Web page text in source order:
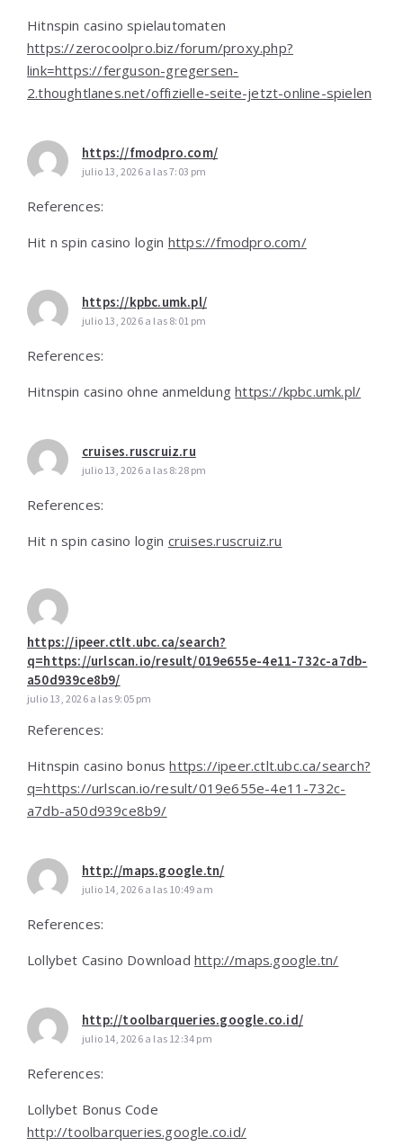
Hitnspin casino spielautomaten
https://zerocoolpro.biz/forum/proxy.php?
link=https://ferguson-gregersen-
2.thoughtlanes.net/offizielle-seite-jetzt-online-spielen
https://fmodpro.com/
julio 13, 2026 a las 7:03 pm
References:
Hit n spin casino login https://fmodpro.com/
https://kpbc.umk.pl/
julio 13, 2026 a las 8:01 pm
References:
Hitnspin casino ohne anmeldunghttps://kpbc.umk.pl/
cruises.ruscruiz.ru
julio 13, 2026 a las 8:28 pm
References:
Hit n spin casino login cruises.ruscruiz.ru
https://ipeer.ctlt.ubc.ca/search?
q=https://urlscan.io/result/019e655e-4e11-732c-a7db-
a50d939ce8b9/
julio 13, 2026 a las 9:05 pm
References:
Hitnspin casino bonushttps://ipeer.ctlt.ubc.ca/search?
q=https://urlscan.io/result/019e655e-4e11-732c-
a7db-a50d939ce8b9/
http://maps.google.tn/
julio 14, 2026 a las 10:49 am
References:
Lollybet Casino Download http://maps.google.tn/
http://toolbarqueries.google.co.id/
julio 14, 2026 a las 12:34 pm
References:
Lollybet Bonus Code
http://toolbarqueries.google.co.id/